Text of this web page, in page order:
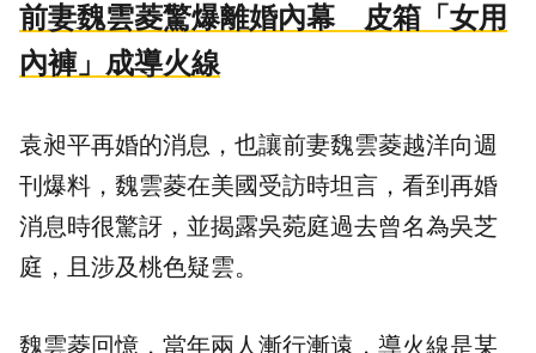
前妻魏雲菱驚爆離婚內幕 皮箱「女用
內褲」成導火線
袁昶平再婚的消息，也讓前妻魏雲菱越洋向週
刊爆料，魏雲菱在美國受訪時坦言，看到再婚
消息時很驚訝，並揭露吳菀庭過去曾名為吳芝
庭，且涉及桃色疑雲。
魏雲菱回憶，當年兩人漸行漸遠，導火線是某